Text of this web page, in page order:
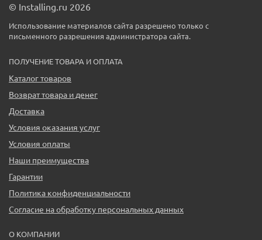
© Installing.ru 2026
Использование материалов сайта разрешено только с
письменного разрешения администратора сайта.
ПОЛУЧЕНИЕ ТОВАРА И ОПЛАТА
Каталог товаров
Возврат товара и денег
Доставка
Условия оказания услуг
Условия оплаты
Наши преимущества
Гарантии
Политика конфиденциальности
Согласие на обработку персональных данных
О КОМПАНИИ